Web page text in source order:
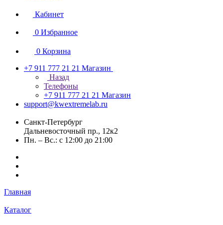
Кабинет
0 Избранное
0 Корзина
+7 911 777 21 21 Магазин
Назад
Телефоны
+7 911 777 21 21 Магазин
support@kwextremelab.ru
Санкт-Петербург
Дальневосточный пр., 12к2
Пн. – Вс.: с 12:00 до 21:00
Главная
Каталог